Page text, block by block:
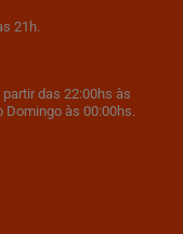
21h.
das 22:00hs às
Domingo às 00:00hs.